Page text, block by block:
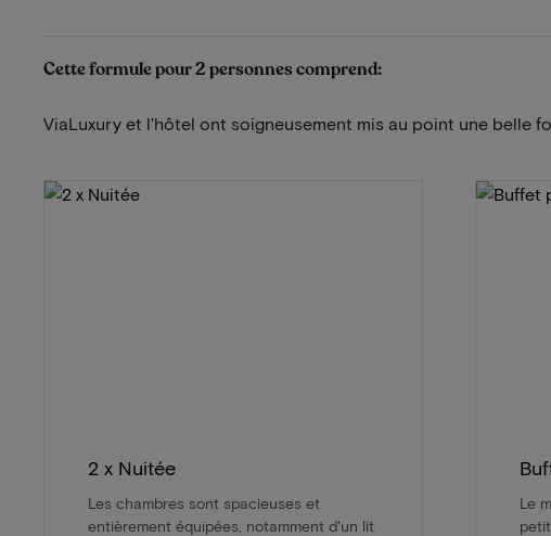
Cette formule pour 2 personnes comprend:
ViaLuxury et l'hôtel ont soigneusement mis au point une belle
2 x Nuitée
Les chambres sont spacieuses et
entièrement équipées, notamment d'un lit
Le